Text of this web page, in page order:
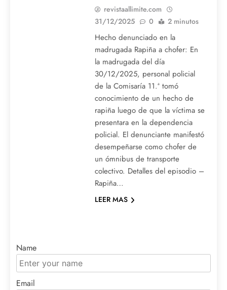
revistaallimite.com
31/12/2025
0 2 minutos
Hecho denunciado en la
madrugada Rapiña a chofer: En
la madrugada del día
30/12/2025, personal policial
de la Comisaría 11.ª tomó
conocimiento de un hecho de
rapiña luego de que la víctima se
presentara en la dependencia
policial. El denunciante manifestó
desempeñarse como chofer de
un ómnibus de transporte
colectivo. Detalles del episodio –
Rapiña…
LEER MAS
Name
Email